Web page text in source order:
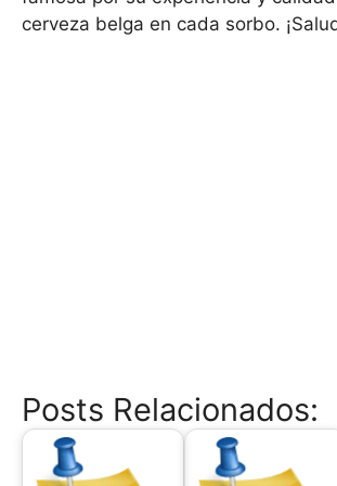
cerveza belga en cada sorbo.
Posts Relacionados: